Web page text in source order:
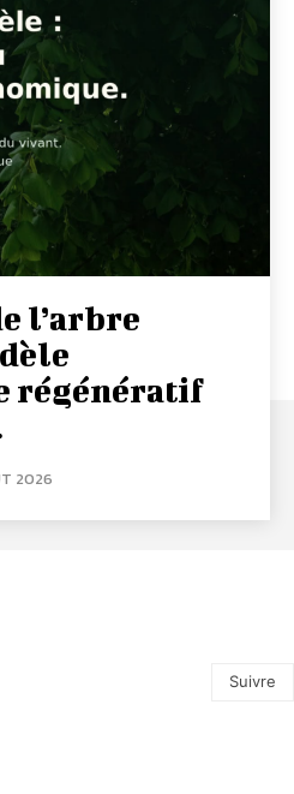
l’arbre
régénératif
2026
Suivre